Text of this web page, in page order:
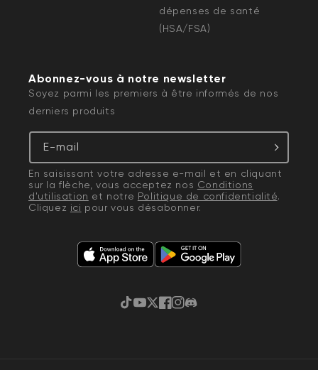
dépenses de santé
(HSA/FSA)
Abonnez-vous à notre newsletter
Soyez parmi les premiers à être informés de nos
derniers produits
E-mail
En saisissant votre adresse e-mail et en cliquant
sur la flèche, vous acceptez nos Conditions
d'utilisation et notre Politique de confidentialité.
Cliquez ici pour vous désabonner.
TikTokYouTube
Gazouillement
Facebook
Instagram
Discorde